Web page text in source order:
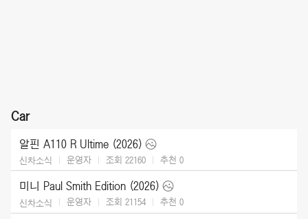
Car
알핀 A110 R Ultime (2026)
신차소식 운영자 조회 22160 추천 0
미니 Paul Smith Edition (2026)
신차소식 운영자 조회 21154 추천 0